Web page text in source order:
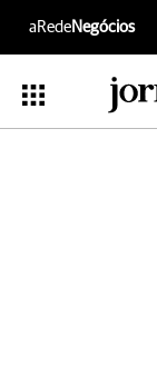
aRedeNegócios